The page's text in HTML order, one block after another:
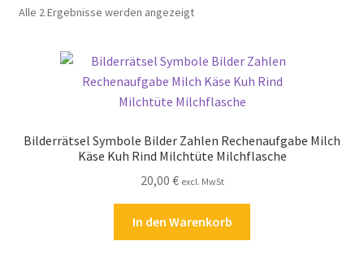
Echtheit von Bewertungen
Kasse
Alle 2 Ergebnisse werden angezeigtNach
Bilderrätsel Symbole Bilder Zahlen Rechenaufgabe Milch
Käse Kuh Rind Milchtüte Milchflasche
20,00 € excl. MwSt
In den Warenkorb